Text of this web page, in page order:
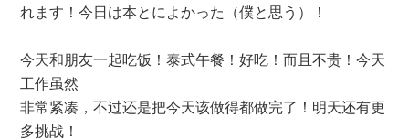
れます！今日は本とによかった（僕と思う）！
今天和朋友一起吃饭！泰式午餐！好吃！而且不贵！今天
工作虽然
非常紧凑，不过还是把今天该做得都做完了！明天还有更
多挑战！